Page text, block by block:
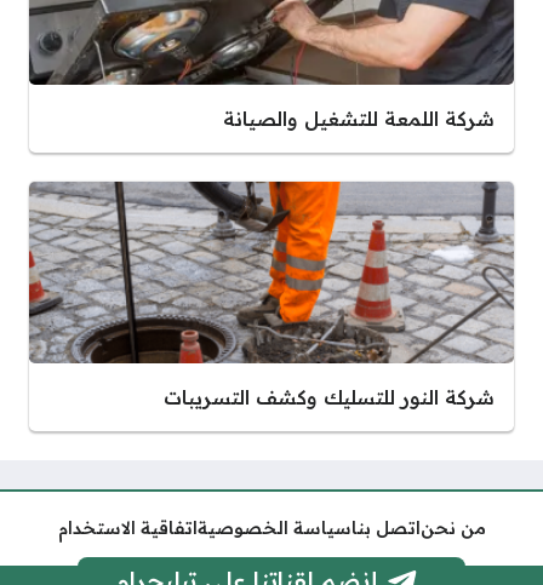
شركة اللمعة للتشغيل والصيانة
شركة النور للتسليك وكشف التسريبات
من نحناتصل بناسياسة الخصوصيةاتفاقية الاستخدام